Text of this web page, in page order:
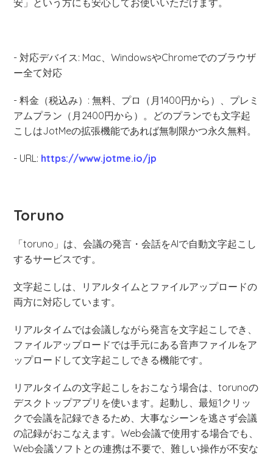
安」という方にも安心してお使いいただけます。
- 対応デバイス: Mac、WindowsやChromeでのブラウザ
ー全て対応
- 料金（税込み）: 無料、プロ（月1400円から）、プレミ
アムプラン（月2400円から）。どのプランでも文字起
こしはJotMeの拡張機能であれば無制限かつ永久無料。
- URL: https://www.jotme.io/jp
Toruno
「toruno」は、会議の発言・会話をAIで自動文字起こし
するサービスです。
文字起こしは、リアルタイムとファイルアップロードの
両方に対応しています。
リアルタイムでは会議しながら発言を文字起こしでき、
ファイルアップロードでは手元にある音声ファイルをア
ップロードして文字起こしできる機能です。
リアルタイムの文字起こしをおこなう場合は、torunoの
デスクトップアプリを使います。起動し、最短1クリッ
クで会議を記録できるため、大事なシーンを逃さず会議
の記録がおこなえます。Web会議で使用する場合でも、
Web会議ソフトとの連携は不要で、難しい操作が不安な